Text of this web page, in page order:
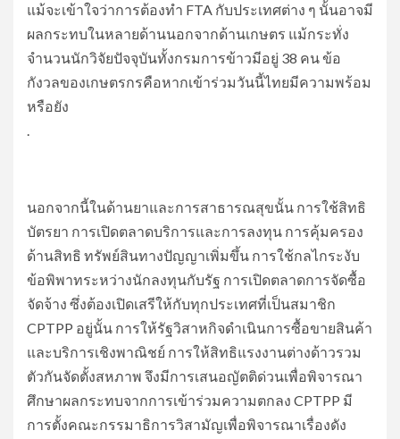
แม้จะเข้าใจว่าการต้องทำ FTA กับประเทศต่าง ๆ นั้นอาจมี
ผลกระทบในหลายด้านนอกจากด้านเกษตร แม้กระทั่ง
จำนวนนักวิจัยปัจจุบันทั้งกรมการข้าวมีอยู่ 38 คน ข้อ
กังวลของเกษตรกรคือหากเข้าร่วมวันนี้ไทยมีความพร้อม
หรือยัง
.
นอกจากนี้ในด้านยาและการสาธารณสุขนั้น การใช้สิทธิ
บัตรยา การเปิดตลาดบริการและการลงทุน การคุ้มครอง
ด้านสิทธิ ทรัพย์สินทางปัญญาเพิ่มขึ้น การใช้กลไกระงับ
ข้อพิพาทระหว่างนักลงทุนกับรัฐ การเปิดตลาดการจัดซื้อ
จัดจ้าง ซึ่งต้องเปิดเสรีให้กับทุกประเทศที่เป็นสมาชิก
CPTPP อยู่นั้น การให้รัฐวิสาหกิจดำเนินการซื้อขายสินค้า
และบริการเชิงพาณิชย์ การให้สิทธิแรงงานต่างด้าวรวม
ตัวกันจัดตั้งสหภาพ จึงมีการเสนอญัตติด่วนเพื่อพิจารณา
ศึกษาผลกระทบจากการเข้าร่วมความตกลง CPTPP มี
การตั้งคณะกรรมาธิการวิสามัญเพื่อพิจารณาเรื่องดัง